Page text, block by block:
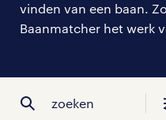
vinden van een baan.
Baanmatcher het werk
zoeken